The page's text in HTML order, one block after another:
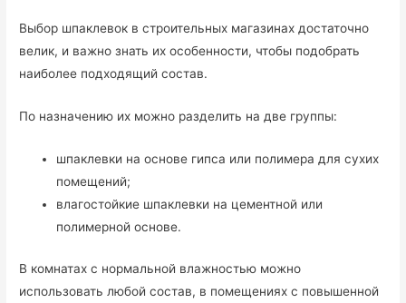
Выбор шпаклевок в строительных магазинах достаточно
велик, и важно знать их особенности, чтобы подобрать
наиболее подходящий состав.
По назначению их можно разделить на две группы:
шпаклевки на основе гипса или полимера для сухих
помещений;
влагостойкие шпаклевки на цементной или
полимерной основе.
В комнатах с нормальной влажностью можно
использовать любой состав, в помещениях с повышенной